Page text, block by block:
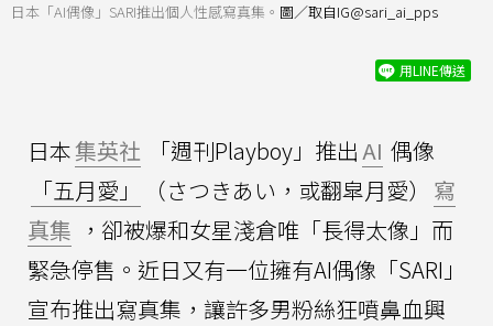
日本「AI偶像」SARI推出個人性感寫真集。 圖／取自IG@sari_ai_pps
用LINE傳送
日本集英社 「週刊Playboy」推出AI 偶像
「五月愛」
（さつきあい，或翻皐月愛）
寫
真集 ，卻被爆和女星淺倉唯「長得太像」而
緊急停售。近日又有一位擁有AI偶像「SARI」
宣布推出寫真集，讓許多男粉絲狂噴鼻血興